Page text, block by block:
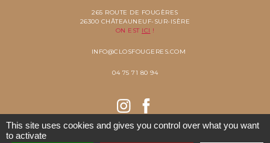
265 ROUTE DE FOUGÈRES
26300 CHÂTEAUNEUF-SUR-ISÈRE
ON EST ICI !
INFO@CLOSFOUGERES.COM
04 75 71 80 94
This site uses cookies and gives you control over what you want
to activate